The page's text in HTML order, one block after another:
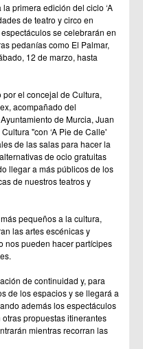
primera edición del ciclo ‘A
de teatro y circo en
se celebrarán en
pedanías como El Palmar,
12 de marzo, hasta
el concejal de Cultura,
acompañado del
de Murcia, Juan
"con ‘A Pie de Calle'
de las salas para hacer la
de ocio gratuitas
llegar a más públicos de los
de nuestros teatros y
pequeños a la cultura,
las artes escénicas y
nos pueden hacer partícipes
de continuidad y, para
de los espacios y se llegará a
además los espectáculos
propuestas itinerantes
mientras recorran las